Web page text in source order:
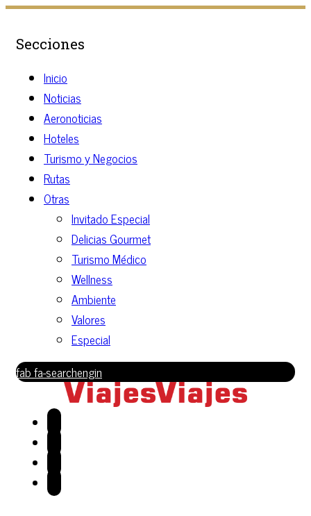
Secciones
Inicio
Noticias
Aeronoticias
Hoteles
Turismo y Negocios
Rutas
Otras
Invitado Especial
Delicias Gourmet
Turismo Médico
Wellness
Ambiente
Valores
Especial
fab fa-searchengin